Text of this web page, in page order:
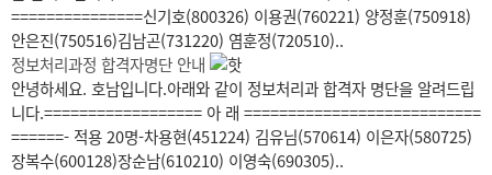
===============신기호(800326) 이용권(760221) 양정훈(750918)
안은진(750516)김남곤(731220) 염훈정(720510)..
정보처리과정 합격자명단 안내
안녕하세요. 호남입니다.아래와 같이 정보처리과 합격자 명단을 알려드립
니다.================== 아 래 ===========================
======- 적용 20명-차용현(451224) 김유님(570614) 이은자(580725)
장복수(600128)장순남(610210) 이영숙(690305)..